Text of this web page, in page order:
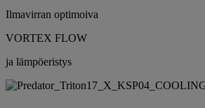
Ilmavirran optimoiva
VORTEX FLOW
ja lämpöeristys